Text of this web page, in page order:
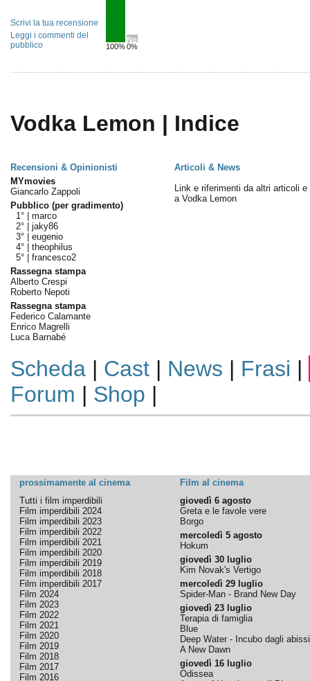
100%
No
0%
Scrivi la tua recensione
Leggi i commenti del
pubblico
Vodka Lemon | Indice
Recensioni & Opinionisti
Articoli & News
MYmovies
Giancarlo Zappoli
Pubblico (per gradimento)
1° | marco
2° | jaky86
3° | eugenio
4° | theophilus
5° | francesco2
Rassegna stampa
Alberto Crespi
Roberto Nepoti
Rassegna stampa
Federico Calamante
Enrico Magrelli
Luca Barnabé
Link e riferimenti da altri articoli e
a Vodka Lemon
Scheda| Cast| News | Frasi |
Forum | Shop |
prossimamente al cinema
Film al cinema
Tutti i film imperdibili
Film imperdibili 2024
Film imperdibili 2023
Film imperdibili 2022
Film imperdibili 2021
Film imperdibili 2020
Film imperdibili 2019
Film imperdibili 2018
Film imperdibili 2017
Film 2024
Film 2023
Film 2022
Film 2021
Film 2020
Film 2019
Film 2018
Film 2017
Film 2016
giovedì 6 agosto
Greta e le favole vere
Borgo
mercoledì 5 agosto
Hokum
giovedì 30 luglio
Kim Novak's Vertigo
mercoledì 29 luglio
Spider-Man - Brand New Day
giovedì 23 luglio
Terapia di famiglia
Blue
Deep Water - Incubo dagli abissi
A New Dawn
giovedì 16 luglio
Odissea